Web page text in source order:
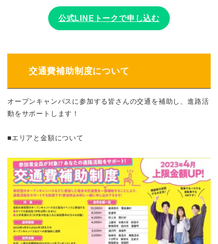
公式LINEトークで申し込む
交通費補助制度について
オープンキャンパスに参加する皆さんの交通を補助し、進路活
動をサポートします！
■エリアと金額について